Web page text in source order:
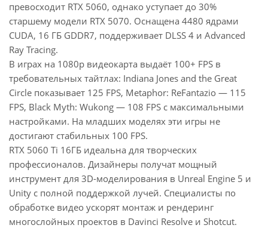
превосходит RTX 5060, однако уступает до 30%
старшему модели RTX 5070. Оснащена 4480 ядрами
CUDA, 16 ГБ GDDR7, поддерживает DLSS 4 и Advanced
Ray Tracing.
В играх на 1080p видеокарта выдаёт 100+ FPS в
требовательных тайтлах: Indiana Jones and the Great
Circle показывает 125 FPS, Metaphor: ReFantazio — 115
FPS, Black Myth: Wukong — 108 FPS с максимальными
настройками. На младших моделях эти игры не
достигают стабильных 100 FPS.
RTX 5060 Ti 16ГБ идеальна для творческих
профессионалов. Дизайнеры получат мощный
инструмент для 3D-моделирования в Unreal Engine 5 и
Unity с полной поддержкой лучей. Специалисты по
обработке видео ускорят монтаж и рендеринг
многослойных проектов в Davinci Resolve и Shotcut.